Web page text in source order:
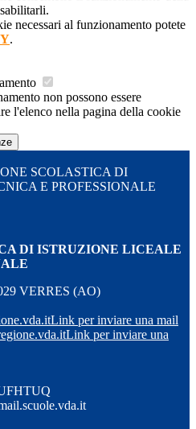
necessari al funzionamento potete
.
non possono essere
l'elenco nella pagina della cookie
SCOLASTICA DI
E PROFESSIONALE
DI ISTRUZIONE LICEALE
VERRES (AO)
Link per inviare una mail
Link per inviare una